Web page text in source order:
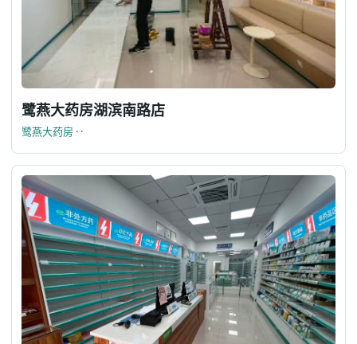
鹭燕大药房湖滨南路店
鹭燕大药房 · ·